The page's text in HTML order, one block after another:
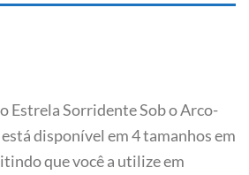
Estrela Sorridente Sob o Arco-
disponível em 4 tamanhos em
que você a utilize em